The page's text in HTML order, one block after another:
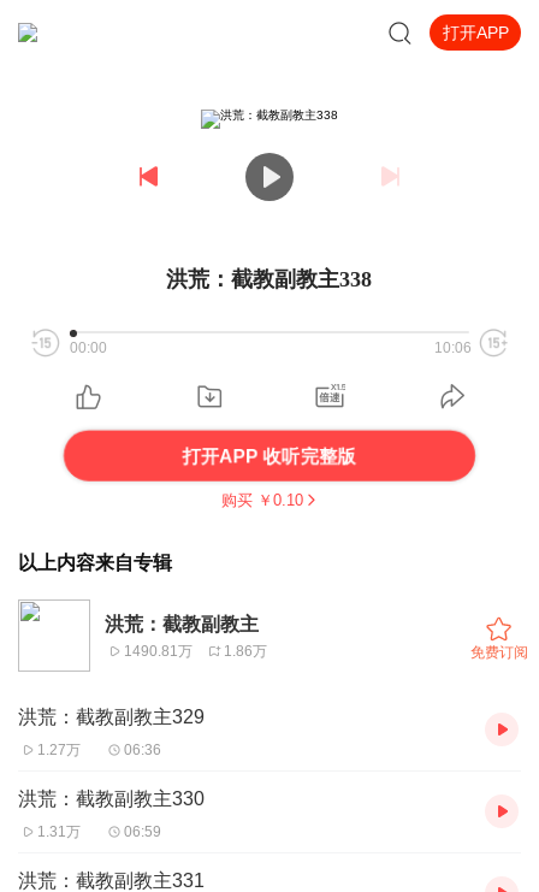
打开APP
洪荒：截教副教主338
00:00 10:06
打开APP 收听完整版
购买 ￥ 0.10
以上内容来自专辑
洪荒：截教副教主
1490.81万 1.86万 免费订阅
洪荒：截教副教主329
1.27万 06:36
洪荒：截教副教主330
1.31万 06:59
洪荒：截教副教主331